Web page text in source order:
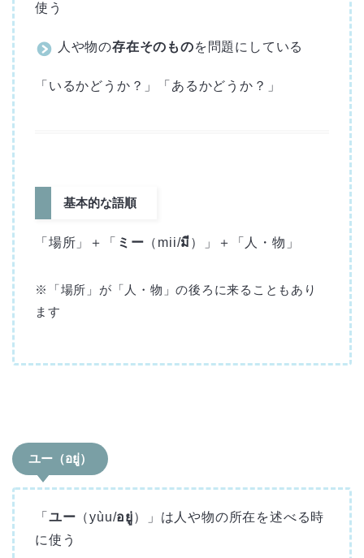
使う
人や物の存在そのものを問題にしている
「いるかどうか？」「あるかどうか？」
基本的な語順
「場所」＋「 ミー （mii/มี）」＋「人・物」
※「場所」が「人・物」の後ろに来ることもあり
ます
ユー（อยู่）
「 ユー （yùu/อยู่）」は人や物の所在を述べる時
に使う